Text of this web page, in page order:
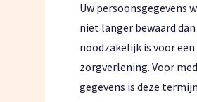
Uw persoonsgegevens
niet langer bewaard dan
noodzakelijk is voor een
zorgverlening. Voor
gegevens is deze